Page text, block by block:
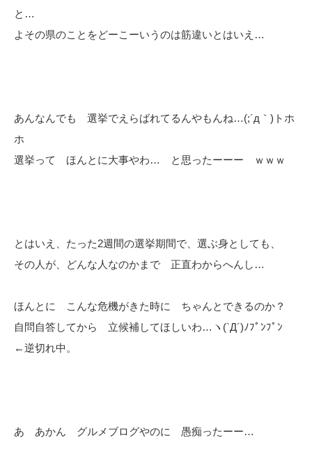
と…
よその県のことをどーこーいうのは筋違いとはいえ…
あんなんでも 選挙でえらばれてるんやもんね…(;´д｀)トホ
ホ
選挙って ほんとに大事やわ… と思ったーーー ｗｗｗ
とはいえ、たった2週間の選挙期間で、選ぶ身としても、
その人が、どんな人なのかまで 正直わからへんし…
ほんとに こんな危機がきた時に ちゃんとできるのか？
自問自答してから 立候補してほしいわ…ヽ(`Д´)ﾉﾌﾟﾝﾌﾟﾝ
←逆切れ中。
あ あかん グルメブログやのに 愚痴ったーー…